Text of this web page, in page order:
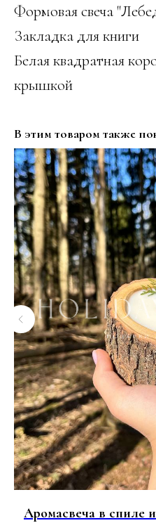
Формовая свеча
Закладка для книги
Белая квадратная
крышкой
В этим товаром также
Аромасвеча в спиле